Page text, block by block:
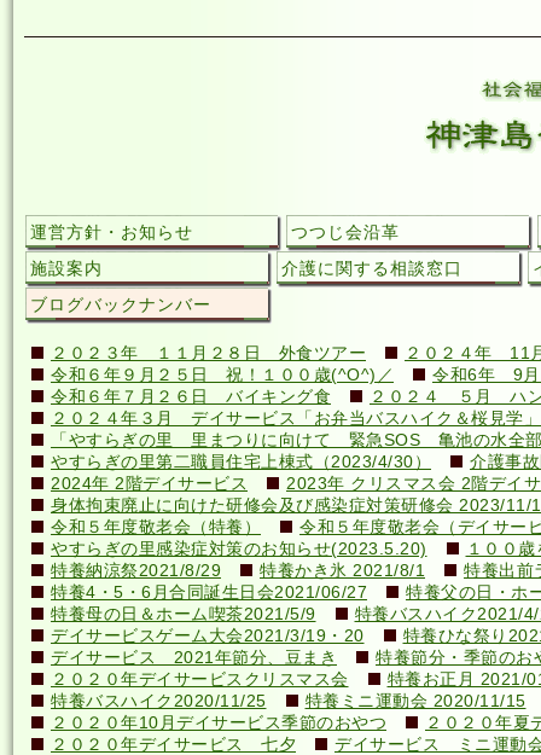
運営方針・お知らせ
つつじ会沿革
施設案内
介護に関する相談窓口
ブログバックナンバー
２０２３年 １１月２８日 外食ツアー
２０２４年 11
令和６年９月２５日 祝！１００歳(^O^)／
令和6年 9
令和６年７月２６日 バイキング食
２０２４ ５月 ハ
２０２４年３月 デイサービス「お弁当バスハイク＆桜見学」
「やすらぎの里 里まつりに向けて 緊急SOS 亀池の水全
やすらぎの里第二職員住宅上棟式（2023/4/30）
介護事
2024年 2階デイサービス
2023年 クリスマス会 2階デイ
身体拘束廃止に向けた研修会及び感染症対策研修会 2023/11/
令和５年度敬老会（特養）
令和５年度敬老会（デイサー
やすらぎの里感染症対策のお知らせ(2023.5.20)
１００
特養納涼祭2021/8/29
特養かき氷 2021/8/1
特養出前
特養4・5・6月合同誕生日会2021/06/27
特養父の日・ホ
特養母の日＆ホーム喫茶2021/5/9
特養バスハイク2021/
デイサービスゲーム大会2021/3/19・20
特養ひな祭り
デイサービス 2021年節分、豆まき
特養節分・季節の
２０２０年デイサービスクリスマス会
特養お正月 2021/
特養バスハイク2020/11/25
特養ミニ運動会 2020/11/15
２０２０年10月デイサービス季節のおやつ
２０２０年夏
２０２０年デイサービス 七夕
デイサービス ミニ運動